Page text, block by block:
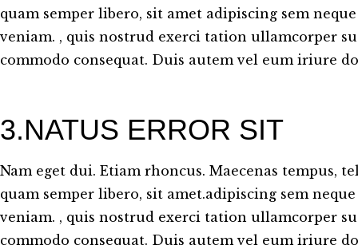
quam semper libero, sit amet adipiscing sem
veniam. , quis nostrud exerci tation ullamcorper
commodo consequat. Duis autem vel eum iriure
3.NATUS ERROR SIT
Nam eget dui. Etiam rhoncus. Maecenas tempus,
quam semper libero, sit amet.adipiscing sem
veniam. , quis nostrud exerci tation ullamcorper
commodo consequat. Duis autem vel eum iriure